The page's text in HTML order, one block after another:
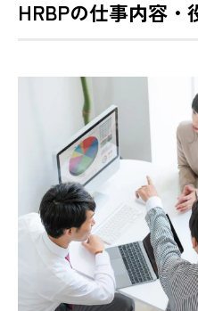
HRBPの仕事内容・